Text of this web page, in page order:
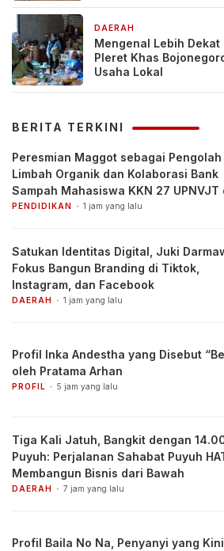
DAERAH
Mengenal Lebih
Pleret Khas
Usaha Lokal
BERITA TERKINI
Peresmian Maggot sebagai Pengolah
Limbah Organik dan Kolaborasi Bank
Sampah Mahasiswa KKN 27 UPNVJT
Desa Pacul, Bojonegoro
PENDIDIKAN 1 jam yang lalu
Satukan Identitas Digital, Juki
Fokus Bangun Branding di Tiktok,
Instagram, dan Facebook
DAERAH 1 jam yang lalu
Profil Inka Andestha yang Disebut
oleh Pratama Arhan
PROFIL 5 jam yang lalu
Tiga Kali Jatuh, Bangkit dengan
Puyuh: Perjalanan Sahabat Puyuh
Membangun Bisnis dari Bawah
DAERAH 7 jam yang lalu
Profil Baila No Na, Penyanyi yang Kini